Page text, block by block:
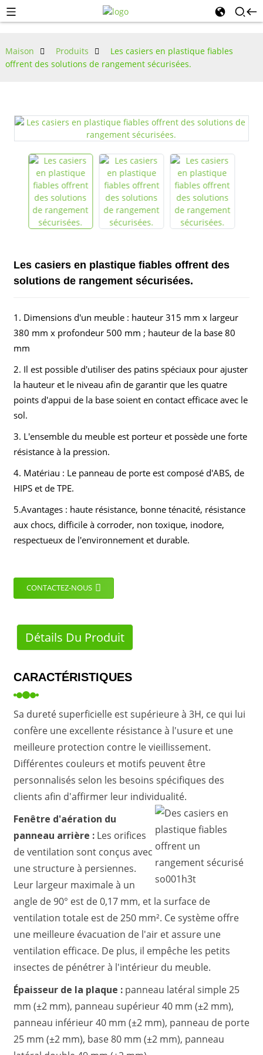
Maison Produits
Les casiers en plastique fiables
offrent des solutions de rangement sécurisées.
Les casiers en plastique fiables offrent des
solutions de rangement sécurisées.
1. Dimensions d'un meuble : hauteur 315 mm x largeur
380 mm x profondeur 500 mm ; hauteur de la base 80
mm
2. Il est possible d'utiliser des patins spéciaux pour ajuster
la hauteur et le niveau afin de garantir que les quatre
points d'appui de la base soient en contact efficace avec le
sol.
3. L'ensemble du meuble est porteur et possède une forte
résistance à la pression.
4. Matériau : Le panneau de porte est composé d'ABS, de
HIPS et de TPE.
5.Avantages : haute résistance, bonne ténacité, résistance
aux chocs, difficile à corroder, non toxique, inodore,
respectueux de l'environnement et durable.
CONTACTEZ-NOUS
Détails Du Produit
CARACTÉRISTIQUES
Sa dureté superficielle est supérieure à 3H, ce qui lui
confère une excellente résistance à l'usure et une
meilleure protection contre le vieillissement.
Différentes couleurs et motifs peuvent être
personnalisés selon les besoins spécifiques des
clients afin d'affirmer leur individualité.
Fenêtre d'aération du
panneau arrière :Les orifices
de ventilation sont conçus avec
une structure à persiennes.
Leur largeur maximale à un
angle de 90° est de 0,17 mm, et la surface de
ventilation totale est de 250 mm². Ce système offre
une meilleure évacuation de l'air et assure une
ventilation efficace. De plus, il empêche les petits
insectes de pénétrer à l'intérieur du meuble.
Épaisseur de la plaque :panneau latéral simple 25
mm (±2 mm), panneau supérieur 40 mm (±2 mm),
panneau inférieur 40 mm (±2 mm), panneau de porte
25 mm (±2 mm), base 80 mm (±2 mm), panneau